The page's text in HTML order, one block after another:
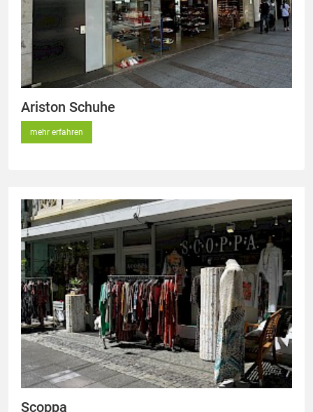
Ariston Schuhe
mehr erfahren
Scoppa